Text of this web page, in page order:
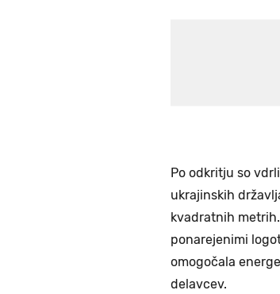
Po odkritju so
ukrajinskih
kvadratnih
ponarejenimi
omogočala
delavcev.